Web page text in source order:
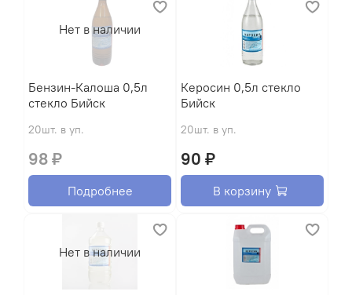
Нет в наличии
Бензин-Калоша 0,5л
стекло Бийск
20шт. в уп.
98 ₽
Подробнее
Керосин 0,5л стекло
Бийск
20шт. в уп.
90 ₽
В корзину
Нет в наличии